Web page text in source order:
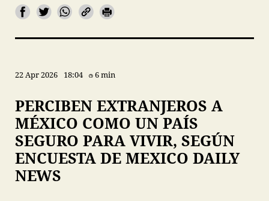
22 Apr 2026 18:04 6 min
PERCIBEN EXTRANJEROS A
MÉXICO COMO UN PAÍS
SEGURO PARA VIVIR, SEGÚN
ENCUESTA DE MEXICO DAILY
NEWS